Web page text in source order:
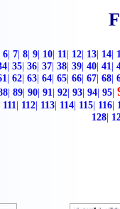
6| 7| 8| 9| 10| 11| 12| 13| 14|
| 35| 36| 37| 38| 39| 40| 41|
| 62| 63| 64| 65| 66| 67| 68|
| 89| 90| 91| 92| 93| 94| 95|
111| 112| 113| 114| 115| 116|
128|